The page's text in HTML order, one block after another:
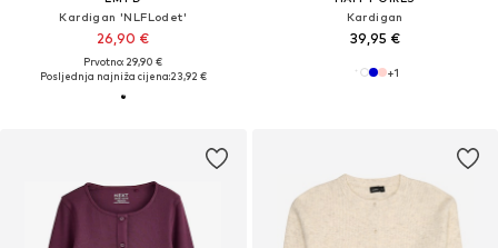
Kardigan 'NLFLodet'
26,90 €
Prvotno: 29,90 €
Posljednja najniža cijena:23,92 €
Kardigan
39,95 €
+1